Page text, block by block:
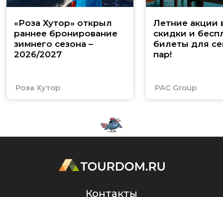
«Роза Хутор» открыл
раннее бронирование
зимнего сезона –
2026/2027
Роза Хутор
Летние акции
скидки и
билеты для
пар!
PAC Group
Контакты